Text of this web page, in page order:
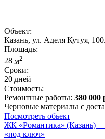
Объект:
Казань, ул. Аделя Кутуя, 100.
Площадь:
28 м2
Сроки:
20 дней
Стоимость:
Ремонтные работы: 380 000
Черновые материалы с
Посмотреть обьект
ЖК «Романтика» (Казань)
«под ключ»